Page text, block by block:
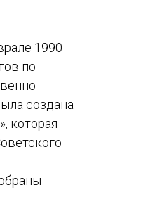
1990
по
создана
которая